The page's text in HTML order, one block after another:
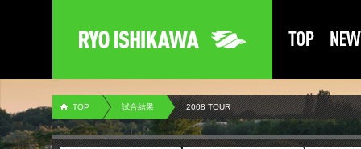
TOP 試合結果 2008 TOUR